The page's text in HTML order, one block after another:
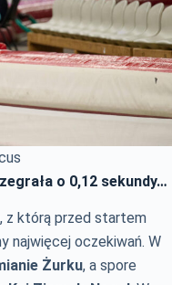
o 0,12 sekundy…
z którą przed startem
najwięcej oczekiwań. W
Żurku, a spore